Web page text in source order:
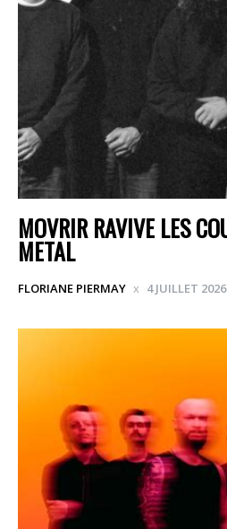
MOVRIR RAVIVE LES
METAL
FLORIANE PIERMAY 4 JUILLET 2026